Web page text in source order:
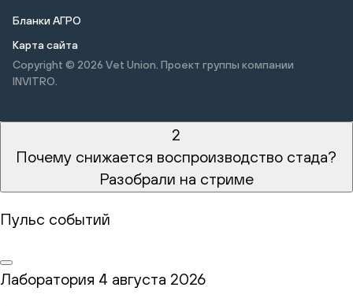
Бланки АГРО
Карта сайта
Copyright © 2026 Vet Union. Проект группы компании
INVITRO.
2
Почему снижается воспроизводство стада?
Разобрали на стриме
Пульс событий
Лаборатория 4 августа 2026